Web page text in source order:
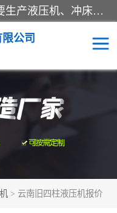
南通科达机床制造有限公司主要生产液压机、冲床、压力机等产品；本公司采用现代化企业的管理方法进行管理，立足于产品的质量管理，以优秀的品质、新颖的设计、合理的价格、完善的服务赢得广大客户的充分信赖和良好的口碑。领导层将运用科学管理方法及长期积累下来的经验和广泛领域吸取来新的技术不断调整产品结构，为市场提供精良的各类机械设备。企业将坚持与国内外各界朋友，真诚合作，共创辉煌。
公司
> 云南旧四柱液压机报价
压机